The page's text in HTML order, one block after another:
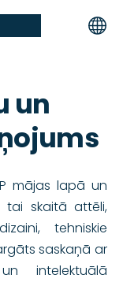
un
mājas lapāun
tai skaitā attēli,
tehniskie
saskaņā ar
intelektuālā